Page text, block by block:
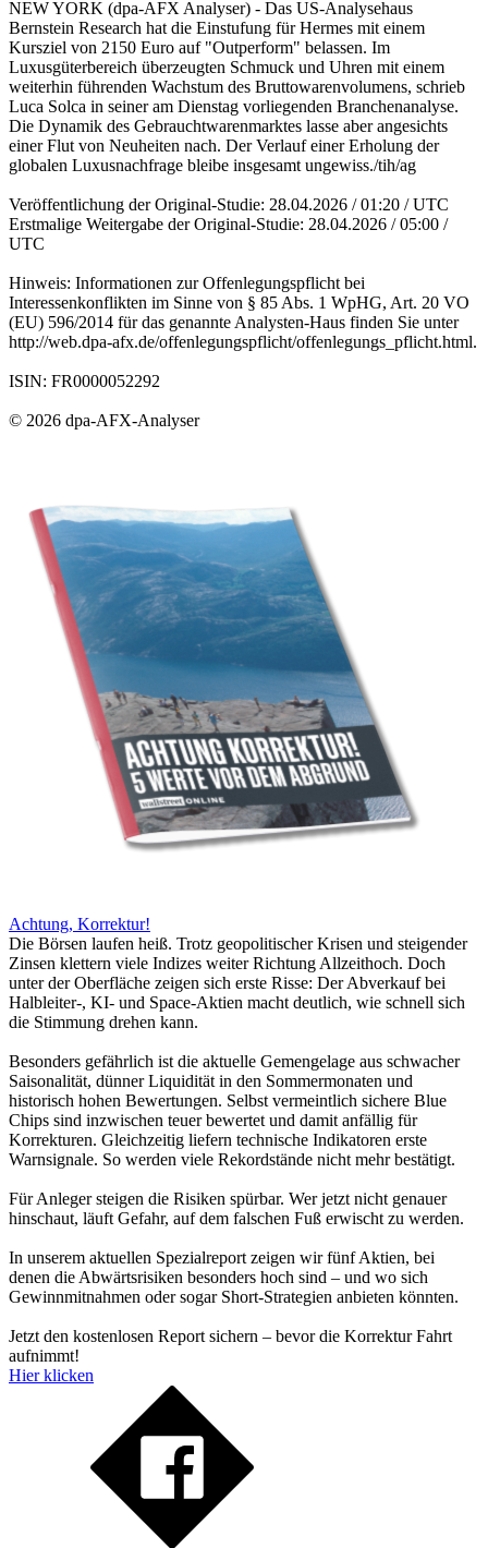
NEW YORK (dpa-AFX Analyser) - Das US-Analysehaus
Bernstein Research hat die Einstufung für Hermes mit einem
Kursziel von 2150 Euro auf "Outperform" belassen. Im
Luxusgüterbereich überzeugten Schmuck und Uhren mit einem
weiterhin führenden Wachstum des Bruttowarenvolumens, schrieb
Luca Solca in seiner am Dienstag vorliegenden Branchenanalyse.
Die Dynamik des Gebrauchtwarenmarktes lasse aber angesichts
einer Flut von Neuheiten nach. Der Verlauf einer Erholung der
globalen Luxusnachfrage bleibe insgesamt ungewiss./tih/ag
Veröffentlichung der Original-Studie: 28.04.2026 / 01:20 / UTC
Erstmalige Weitergabe der Original-Studie: 28.04.2026 / 05:00 /
UTC
Hinweis: Informationen zur Offenlegungspflicht bei
Interessenkonflikten im Sinne von § 85 Abs. 1 WpHG, Art. 20 VO
(EU) 596/2014 für das genannte Analysten-Haus finden Sie unter
http://web.dpa-afx.de/offenlegungspflicht/offenlegungs_pflicht.html.
ISIN: FR0000052292
© 2026 dpa-AFX-Analyser
Achtung, Korrektur!
Die Börsen laufen heiß. Trotz geopolitischer Krisen und steigender
Zinsen klettern viele Indizes weiter Richtung Allzeithoch. Doch
unter der Oberfläche zeigen sich erste Risse: Der Abverkauf bei
Halbleiter-, KI- und Space-Aktien macht deutlich, wie schnell sich
die Stimmung drehen kann.
Besonders gefährlich ist die aktuelle Gemengelage aus schwacher
Saisonalität, dünner Liquidität in den Sommermonaten und
historisch hohen Bewertungen. Selbst vermeintlich sichere Blue
Chips sind inzwischen teuer bewertet und damit anfällig für
Korrekturen. Gleichzeitig liefern technische Indikatoren erste
Warnsignale. So werden viele Rekordstände nicht mehr bestätigt.
Für Anleger steigen die Risiken spürbar. Wer jetzt nicht genauer
hinschaut, läuft Gefahr, auf dem falschen Fuß erwischt zu werden.
In unserem aktuellen Spezialreport zeigen wir fünf Aktien, bei
denen die Abwärtsrisiken besonders hoch sind – und wo sich
Gewinnmitnahmen oder sogar Short-Strategien anbieten könnten.
Jetzt den kostenlosen Report sichern – bevor die Korrektur Fahrt
aufnimmt!
Hier klicken